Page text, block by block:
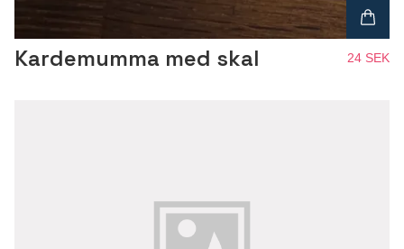
Kardemumma med skal 24 SEK